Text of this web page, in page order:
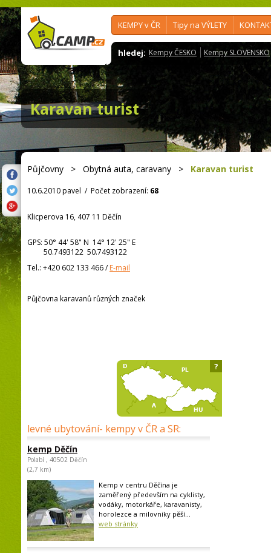
KEMPY v ČR Tipy na VÝLETY
hledej: Kempy ČESKO Kempy SLOVENSKO
Karavan turist
Půjčovny > Obytná auta, caravany > Karavan turist
10.6.2010 pavel / Počet zobrazení: 68
Klicperova 16, 407 11 Děčín
GPS: 50° 44' 58" N 14° 12' 25" E
50.7493122 50.7493122
Tel.: +420 602 133 466/E-mail
Půjčovna karavanů různých značek
levné ubytování- kempy v ČR a SR:
kemp Děčín
Polabí , 40502 Děčín
(2,7 km)
Kemp v centru Děčína je
zaměřený především na cyklisty,
vodáky, motorkáře, karavanisty,
horolezce a milovníky pěší...
web stránky
?